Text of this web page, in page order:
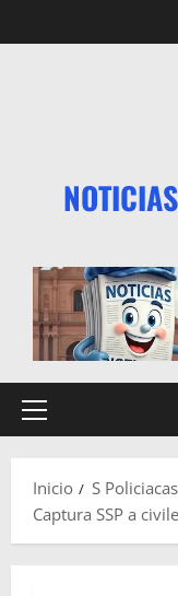
al
Menú
Inicio
S Policiacas
Captura SSP a